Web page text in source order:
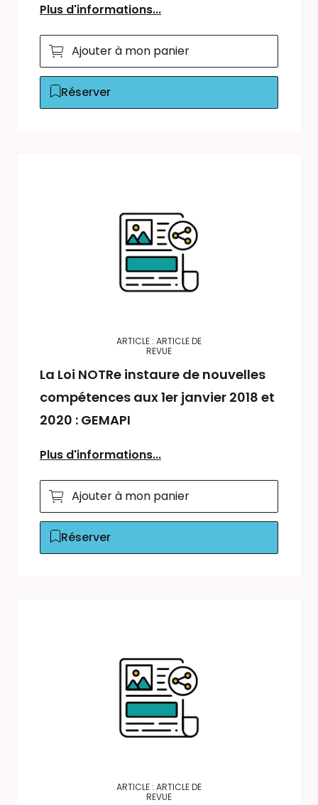
Plus d'informations...
Ajouter à mon panier
Réserver
ARTICLE : ARTICLE DE
REVUE
La Loi NOTRe instaure de nouvelles
compétences aux 1er janvier 2018 et
2020 : GEMAPI
Plus d'informations...
Ajouter à mon panier
Réserver
ARTICLE : ARTICLE DE
REVUE